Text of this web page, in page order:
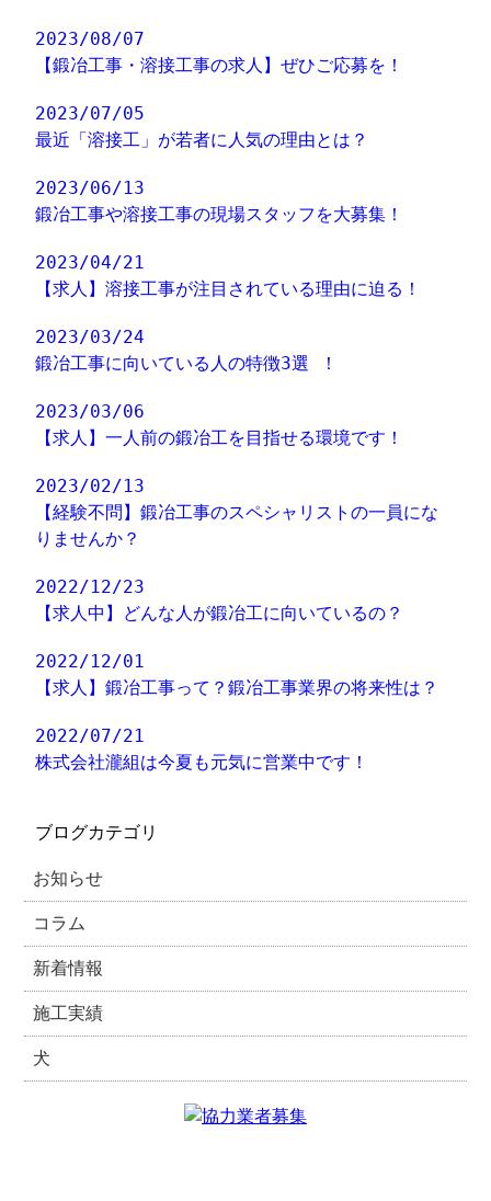
2023/08/07
【鍛冶工事・溶接工事の求人】ぜひご応募を！
2023/07/05
最近「溶接工」が若者に人気の理由とは？
2023/06/13
鍛冶工事や溶接工事の現場スタッフを大募集！
2023/04/21
【求人】溶接工事が注目されている理由に迫る！
2023/03/24
鍛冶工事に向いている人の特徴3選 ！
2023/03/06
【求人】一人前の鍛冶工を目指せる環境です！
2023/02/13
【経験不問】鍛冶工事のスペシャリストの一員にな
りませんか？
2022/12/23
【求人中】どんな人が鍛冶工に向いているの？
2022/12/01
【求人】鍛冶工事って？鍛冶工事業界の将来性は？
2022/07/21
株式会社瀧組は今夏も元気に営業中です！
ブログカテゴリ
お知らせ
コラム
新着情報
施工実績
犬